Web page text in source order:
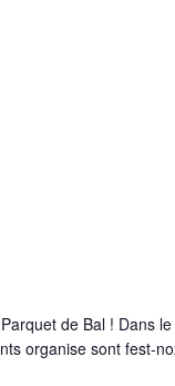
de Bal ! Dans
organise sont fest-